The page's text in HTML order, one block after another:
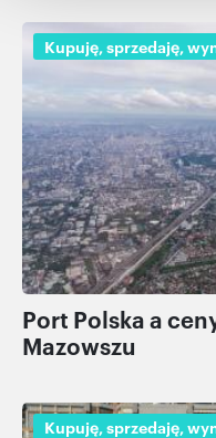
analizować ruch w
korzystasz z naszej
społecznościowym,
Partnerzy mogą
otrzymanymi od Ciebie
korzystania z ich usług.
Kupuję, sprzedaję,
Port Polska a
Mazowszu
Kupuję, sprzedaję,